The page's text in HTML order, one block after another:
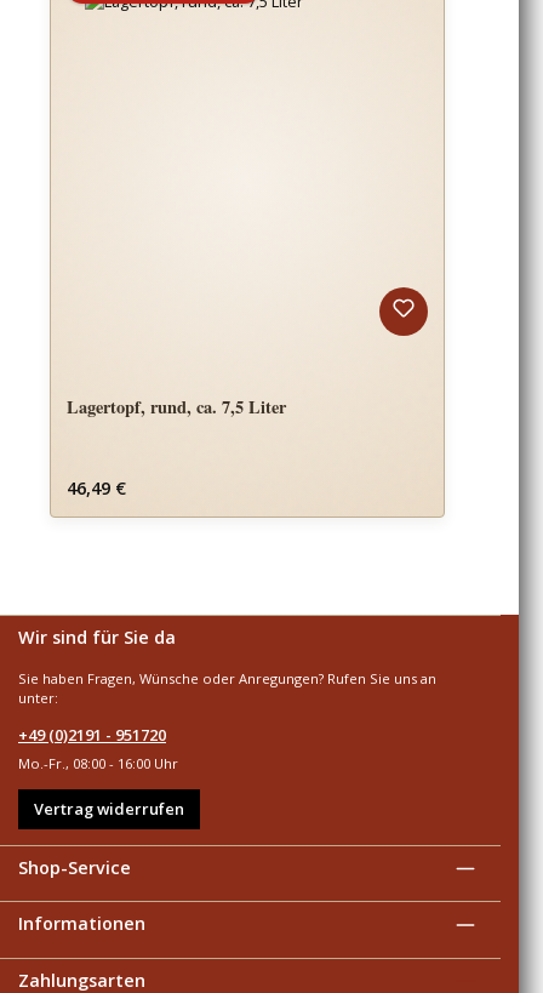
Lagertopf, rund, ca. 7,5 Liter
Regulärer Preis:
46,49 €
Wir sind für Sie da
Sie haben Fragen, Wünsche oder Anregungen? Rufen Sie uns an
unter:
+49 (0)2191 - 951720
Mo.-Fr., 08:00 - 16:00 Uhr
Vertrag widerrufen
Shop-Service
Informationen
Zahlungsarten